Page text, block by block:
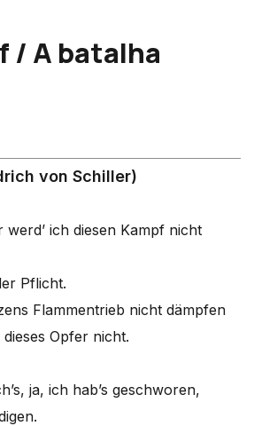
/ A batalha
von Schiller)
werd’ ich diesen Kampf nicht
Pflicht.
Flammentrieb nicht dämpfen
Opfer nicht.
ja, ich hab’s geschworen,